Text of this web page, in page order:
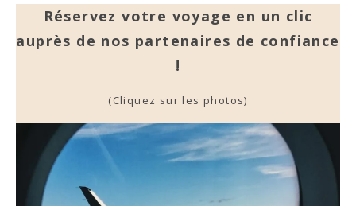
Réservez votre voyage en un clic
auprès de nos partenaires de confiance
!
(Cliquez sur les photos)